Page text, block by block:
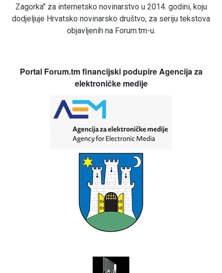
Zagorka" za internetsko novinarstvo u 2014. godini, koju
dodjeljuje Hrvatsko novinarsko društvo, za seriju tekstova
objavljenih na Forum.tm-u.
Portal Forum.tm financijski podupire Agencija za
elektroničke medije